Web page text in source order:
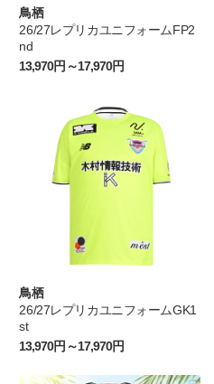
鳥栖
26/27レプリカユニフォームFP2
nd
13,970円～17,970円
鳥栖
26/27レプリカユニフォームGK1
st
13,970円～17,970円